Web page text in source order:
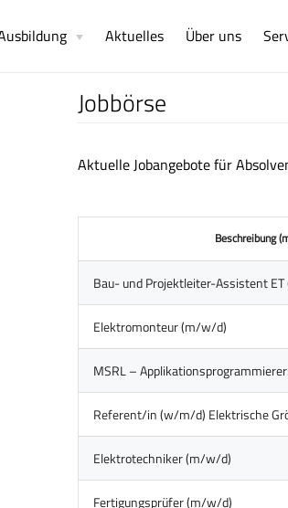
Aktuelles Über uns
Jobbörse
Aktuelle Jobangebote für
Beschreibung
Bau- und Projektleiter-Assistent
Elektromonteur (m/w/d)
MSRL –
Referent/in (w/m/d) Elektrische
Elektrotechniker (m/w/d)
Fertigungsprüfer (m/w/d)